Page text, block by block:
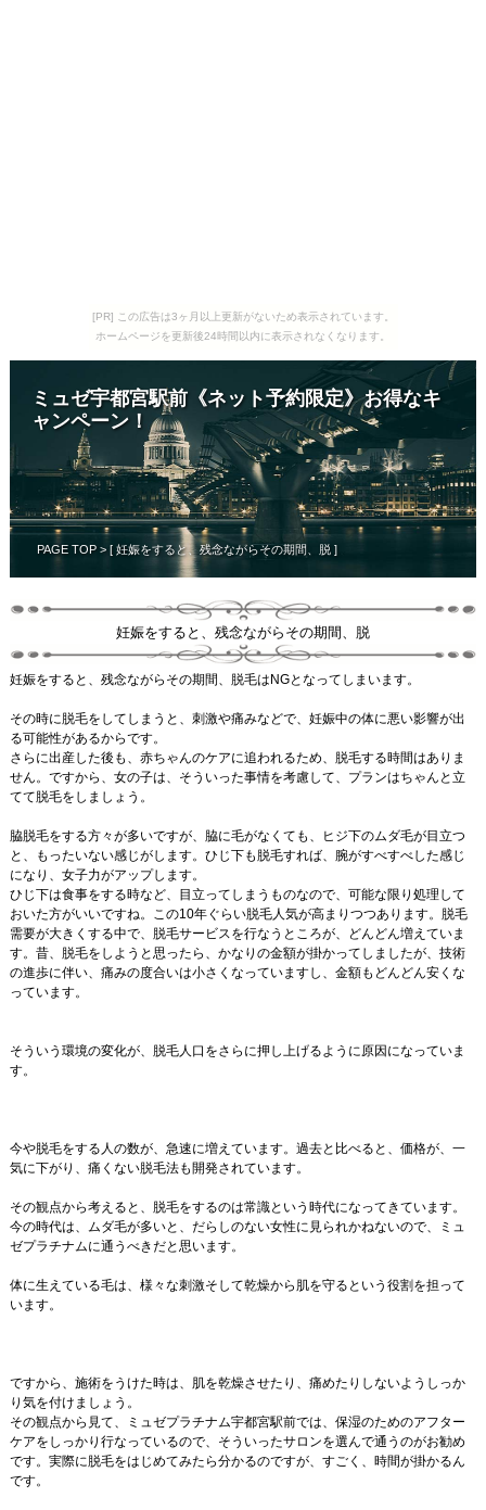
[PR] この広告は3ヶ月以上更新がないため表示されています。
ホームページを更新後24時間以内に表示されなくなります。
ミュゼ宇都宮駅前《ネット予約限定》お得なキ
ャンペーン！
PAGE TOP> [ 妊娠をすると、残念ながらその期間、脱 ]
妊娠をすると、残念ながらその期間、脱
妊娠をすると、残念ながらその期間、脱毛はNGとなってしまいます。
その時に脱毛をしてしまうと、刺激や痛みなどで、妊娠中の体に悪い影響が出
る可能性があるからです。
さらに出産した後も、赤ちゃんのケアに追われるため、脱毛する時間はありま
せん。ですから、女の子は、そういった事情を考慮して、プランはちゃんと立
てて脱毛をしましょう。
脇脱毛をする方々が多いですが、脇に毛がなくても、ヒジ下のムダ毛が目立つ
と、もったいない感じがします。ひじ下も脱毛すれば、腕がすべすべした感じ
になり、女子力がアップします。
ひじ下は食事をする時など、目立ってしまうものなので、可能な限り処理して
おいた方がいいですね。この10年ぐらい脱毛人気が高まりつつあります。脱毛
需要が大きくする中で、脱毛サービスを行なうところが、どんどん増えていま
す。昔、脱毛をしようと思ったら、かなりの金額が掛かってしましたが、技術
の進歩に伴い、痛みの度合いは小さくなっていますし、金額もどんどん安くな
っています。
そういう環境の変化が、脱毛人口をさらに押し上げるように原因になっていま
す。
今や脱毛をする人の数が、急速に増えています。過去と比べると、価格が、一
気に下がり、痛くない脱毛法も開発されています。
その観点から考えると、脱毛をするのは常識という時代になってきています。
今の時代は、ムダ毛が多いと、だらしのない女性に見られかねないので、ミュ
ゼプラチナムに通うべきだと思います。
体に生えている毛は、様々な刺激そして乾燥から肌を守るという役割を担って
います。
ですから、施術をうけた時は、肌を乾燥させたり、痛めたりしないようしっか
り気を付けましょう。
その観点から見て、ミュゼプラチナム宇都宮駅前では、保湿のためのアフター
ケアをしっかり行なっているので、そういったサロンを選んで通うのがお勧め
です。実際に脱毛をはじめてみたら分かるのですが、すごく、時間が掛かるん
です。